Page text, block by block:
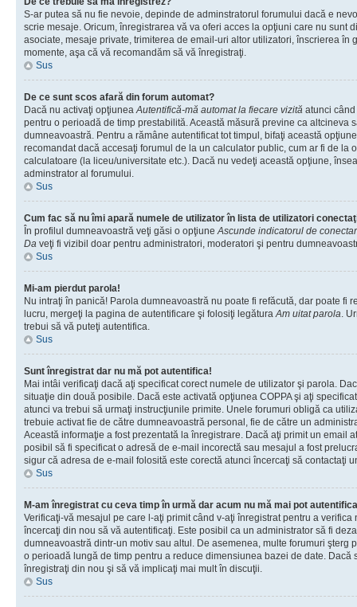
S-ar putea să nu fie nevoie, depinde de adminstratorul forumului dacă e
scrie mesaje. Oricum, înregistrarea vă va oferi acces la opţiuni care nu sunt
asociate, mesaje private, trimiterea de email-uri altor utilizatori, înscrierea în
momente, aşa că vă recomandăm să vă înregistraţi.
Sus
De ce sunt scos afară din forum automat?
Dacă nu activaţi opţiuneaAutentifică-mă automat la fiecare vizită atunci
pentru o perioadă de timp prestabilită. Această măsură previne ca altcineva
dumneavoastră. Pentru a rămâne autentificat tot timpul, bifaţi această
recomandat dacă accesaţi forumul de la un calculator public, cum ar fi de la
calculatoare (la liceu/universitate etc.). Dacă nu vedeţi această opţiune,
adminstrator al forumului.
Sus
Cum fac să nu îmi apară numele de utilizator în lista de utilizatori
În profilul dumneavoastră veţi găsi o opţiuneAscunde indicatorul de
Da veţi fi vizibil doar pentru administratori, moderatori şi pentru
Sus
Mi-am pierdut parola!
Nu intraţi în panică! Parola dumneavoastră nu poate fi refăcută, dar poate fi
lucru, mergeţi la pagina de autentificare şi folosiţi legăturaAm uitat parola.
trebui să vă puteţi autentifica.
Sus
Sunt înregistrat dar nu mă pot autentifica!
Mai intâi verificaţi dacă aţi specificat corect numele de utilizator şi parola.
situaţie din două posibile. Dacă este activată opţiunea COPPA şi aţi
atunci va trebui să urmaţi instrucţiunile primite. Unele forumuri obligă ca
trebuie activat fie de către dumneavoastră personal, fie de către un
Această informaţie a fost prezentată la înregistrare. Dacă aţi primit un email
posibil să fi specificat o adresă de e-mail incorectă sau mesajul a fost
sigur că adresa de e-mail folosită este corectă atunci încercaţi să contactaţi
Sus
M-am înregistrat cu ceva timp în urmă dar acum nu mă mai pot
Verificaţi-vă mesajul pe care l-aţi primit când v-aţi înregistrat pentru a
încercaţi din nou să vă autentificaţi. Este posibil ca un administrator să fi
dumneavoastră dintr-un motiv sau altul. De asemenea, multe forumuri şterg
o perioadă lungă de timp pentru a reduce dimensiunea bazei de date. Dacă
înregistraţi din nou şi să vă implicaţi mai mult în discuţii.
Sus